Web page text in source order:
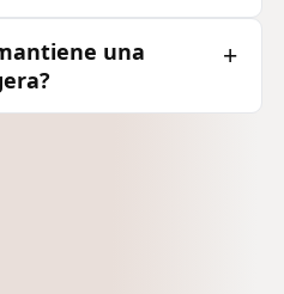
una